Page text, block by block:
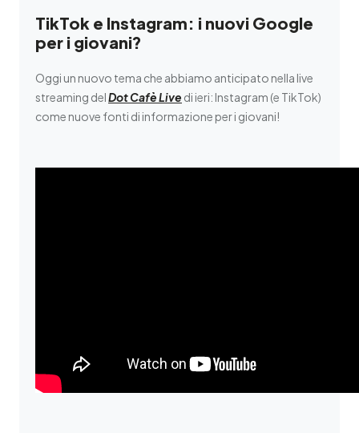
TikTok e Instagram: i nuovi Google
per i giovani?
Oggi un nuovo tema che abbiamo anticipato nella live
streaming delDot Cafè Live di ieri: Instagram (e TikTok)
come nuove fonti di informazione per i giovani!